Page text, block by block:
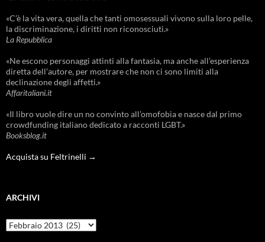
«C’è la vita vera, quella che tanti omosessuali vivono sulla loro pelle,
la discriminazione, i diritti non riconosciuti.»
La Repubblica
«Ne escono personaggi attinti alla fantasia, ma anche all’esperienza
diretta dell’autore, per mostrare che non ci sono limiti alla
declinazione degli affetti.»
Affaritaliani.it
«Il libro vuole dire un no convinto all’omofobia e nasce dal primo
crowdfunding italiano dedicato a racconti LGBT.»
Booksblog.it
Acquista su Feltrinelli →
ARCHIVI
Archivi